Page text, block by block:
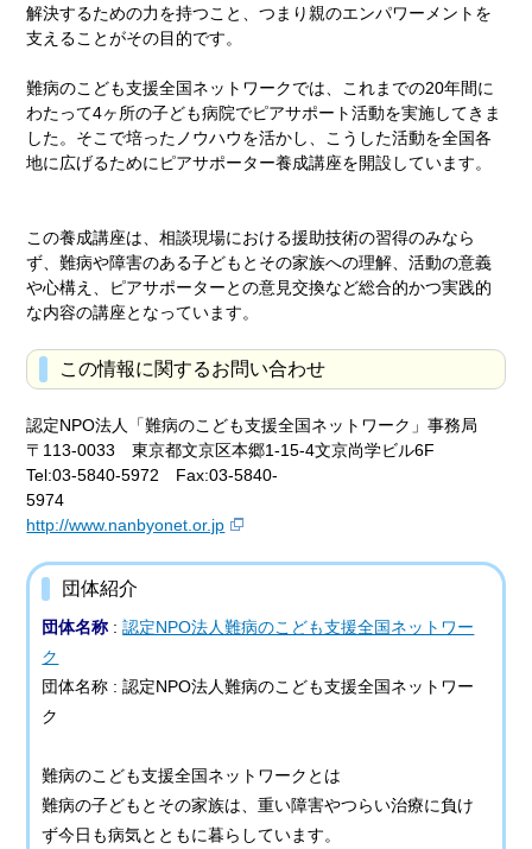
解決するための力を持つこと、つまり親のエンパワーメントを
支えることがその目的です。
難病のこども支援全国ネットワークでは、これまでの20年間に
わたって4ヶ所の子ども病院でピアサポート活動を実施してきま
した。そこで培ったノウハウを活かし、こうした活動を全国各
地に広げるためにピアサポーター養成講座を開設しています。
この養成講座は、相談現場における援助技術の習得のみなら
ず、難病や障害のある子どもとその家族への理解、活動の意義
や心構え、ピアサポーターとの意見交換など総合的かつ実践的
な内容の講座となっています。
この情報に関するお問い合わせ
認定NPO法人「難病のこども支援全国ネットワーク」事務局
〒113-0033 東京都文京区本郷1-15-4文京尚学ビル6F
Tel:03-5840-5972 Fax:03-5840-
5974
http://www.nanbyonet.or.jp
団体紹介
団体名称 :認定NPO法人難病のこども支援全国ネットワー
ク
団体名称 : 認定NPO法人難病のこども支援全国ネットワー
ク
難病のこども支援全国ネットワークとは
難病の子どもとその家族は、重い障害やつらい治療に負け
ず今日も病気とともに暮らしています。